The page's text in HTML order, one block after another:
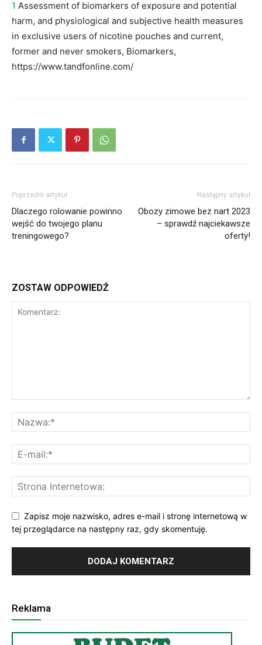
1 Assessment of biomarkers of exposure and potential
harm, and physiological and subjective health measures
in exclusive users of nicotine pouches and current,
former and never smokers, Biomarkers,
https://www.tandfonline.com/
Poprzedni artykuł
Dlaczego rolowanie powinno
wejść do twojego planu
treningowego?
Następny artykuł
Obozy zimowe bez nart 2023
– sprawdź najciekawsze
oferty!
ZOSTAW ODPOWIEDŹ
Zapisz moje nazwisko, adres e-mail i stronę internetową w
tej przeglądarce na następny raz, gdy skomentuję.
Reklama